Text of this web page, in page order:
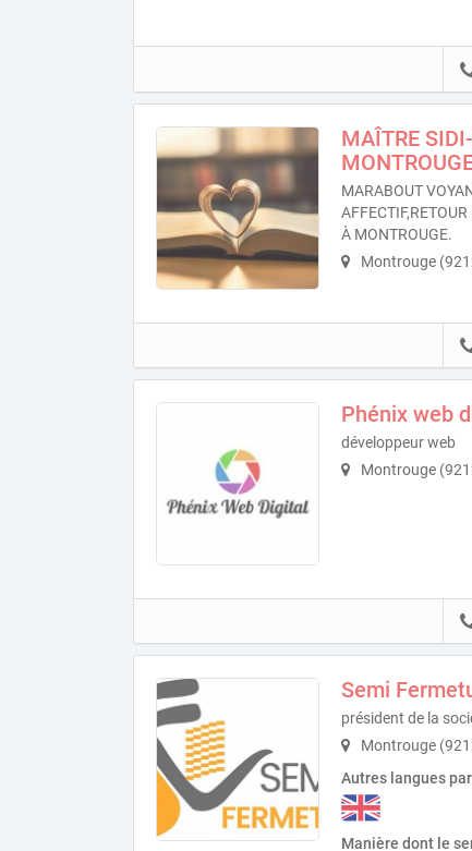
MAÎTRE
MARABOUT
À MONTROUGE.
Montrouge
Phénix web
développeur web
Montrouge
Semi
président de la
Montrouge
Autres langues
Manière dont le